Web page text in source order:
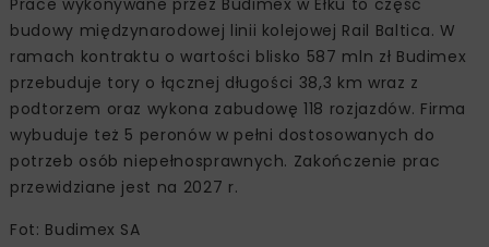
Prace wykonywane przez Budimex w Ełku to część
budowy międzynarodowej linii kolejowej Rail Baltica. W
ramach kontraktu o wartości blisko 587 mln zł Budimex
przebuduje tory o łącznej długości 38,3 km wraz z
podtorzem oraz wykona zabudowę 118 rozjazdów. Firma
wybuduje też 5 peronów w pełni dostosowanych do
potrzeb osób niepełnosprawnych. Zakończenie prac
przewidziane jest na 2027 r.
Fot: Budimex SA